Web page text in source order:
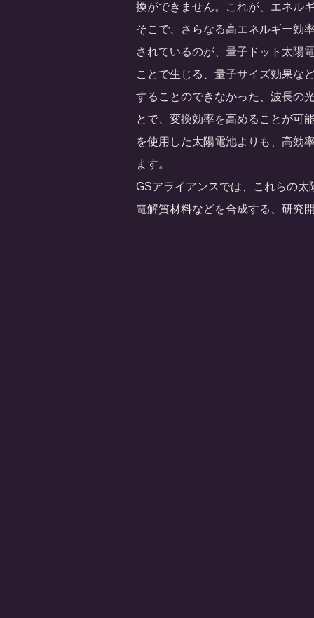
換ができません。これが、エネル
そこで、さらなる高エネルギー効
されているのが、量子ドット太陽
ことで生じる、量子サイズ効果な
することのできなかった、波長の
とで、変換効率を高めることが可
を使用した太陽電池よりも、高効
ます。
GSアライアンスでは、これらの
電解質材料などを合成する、研究